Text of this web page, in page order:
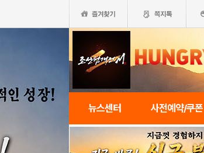
뉴스센터 사전예약/쿠폰